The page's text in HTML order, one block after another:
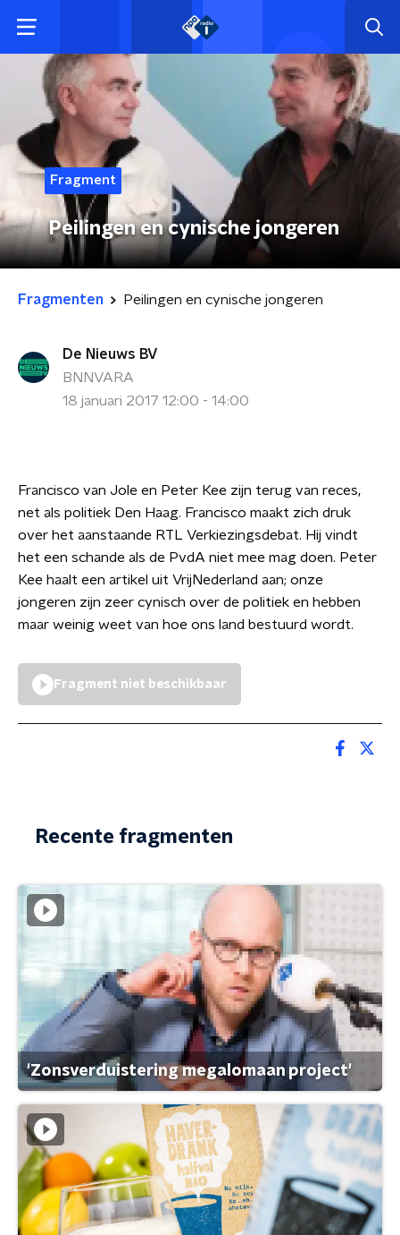
Fragment
Peilingen en cynische jongeren
Fragmenten Peilingen en cynische jongeren
De Nieuws BV
BNNVARA
18 januari 2017 12:00 - 14:00
Francisco van Jole en Peter Kee zijn terug van reces,
net als politiek Den Haag. Francisco maakt zich druk
over het aanstaande RTL Verkiezingsdebat. Hij vindt
het een schande als de PvdA niet mee mag doen. Peter
Kee haalt een artikel uit VrijNederland aan; onze
jongeren zijn zeer cynisch over de politiek en hebben
maar weinig weet van hoe ons land bestuurd wordt.
Fragment niet beschikbaar
Recente fragmenten
'Zonsverduistering megalomaan project'